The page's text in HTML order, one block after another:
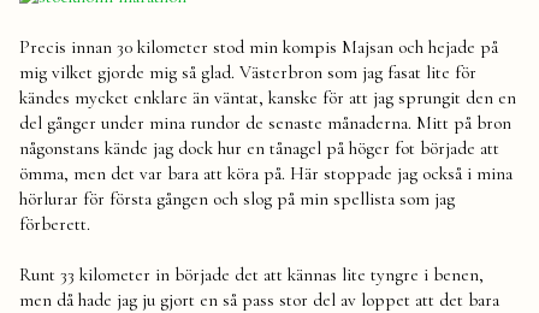
Precis innan 30 kilometer stod min kompis Majsan och hejade på
mig vilket gjorde mig så glad. Västerbron som jag fasat lite för
kändes mycket enklare än väntat, kanske för att jag sprungit den en
del gånger under mina rundor de senaste månaderna. Mitt på bron
någonstans kände jag dock hur en tånagel på höger fot började att
ömma, men det var bara att köra på. Här stoppade jag också i mina
hörlurar för första gången och slog på min spellista som jag
förberett.
Runt 33 kilometer in började det att kännas lite tyngre i benen,
men då hade jag ju gjort en så pass stor del av loppet att det bara